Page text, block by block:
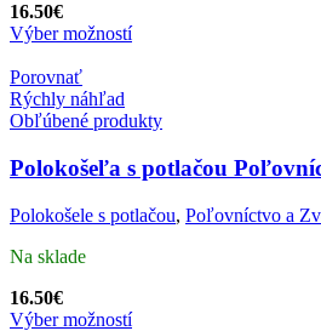
16.50€
Výber možností
Porovnať
Rýchly náhľad
Obľúbené produkty
Polokošeľa s potlačou
Polokošele s potlačou, Poľovníctvo a
Na sklade
16.50€
Výber možností